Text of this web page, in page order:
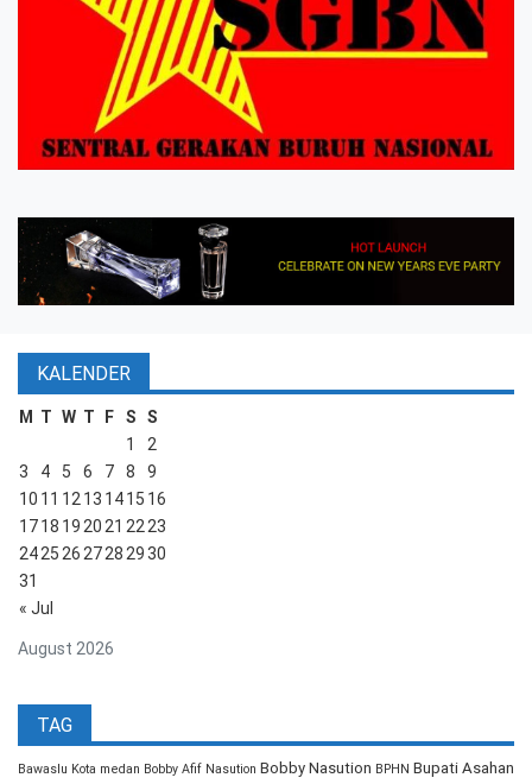
KALENDER
August 2026
M T W T F S S
« Jul
1
2
3
4 5 6 7 8
9
10 11 12 13 1415 16
1718 19 20 21 22 23
2425 26 2728 2930
31
TAG
Bawaslu Kota medan Bobby Afif Nasution Bobby Nasution BPHN Bupati Asahan